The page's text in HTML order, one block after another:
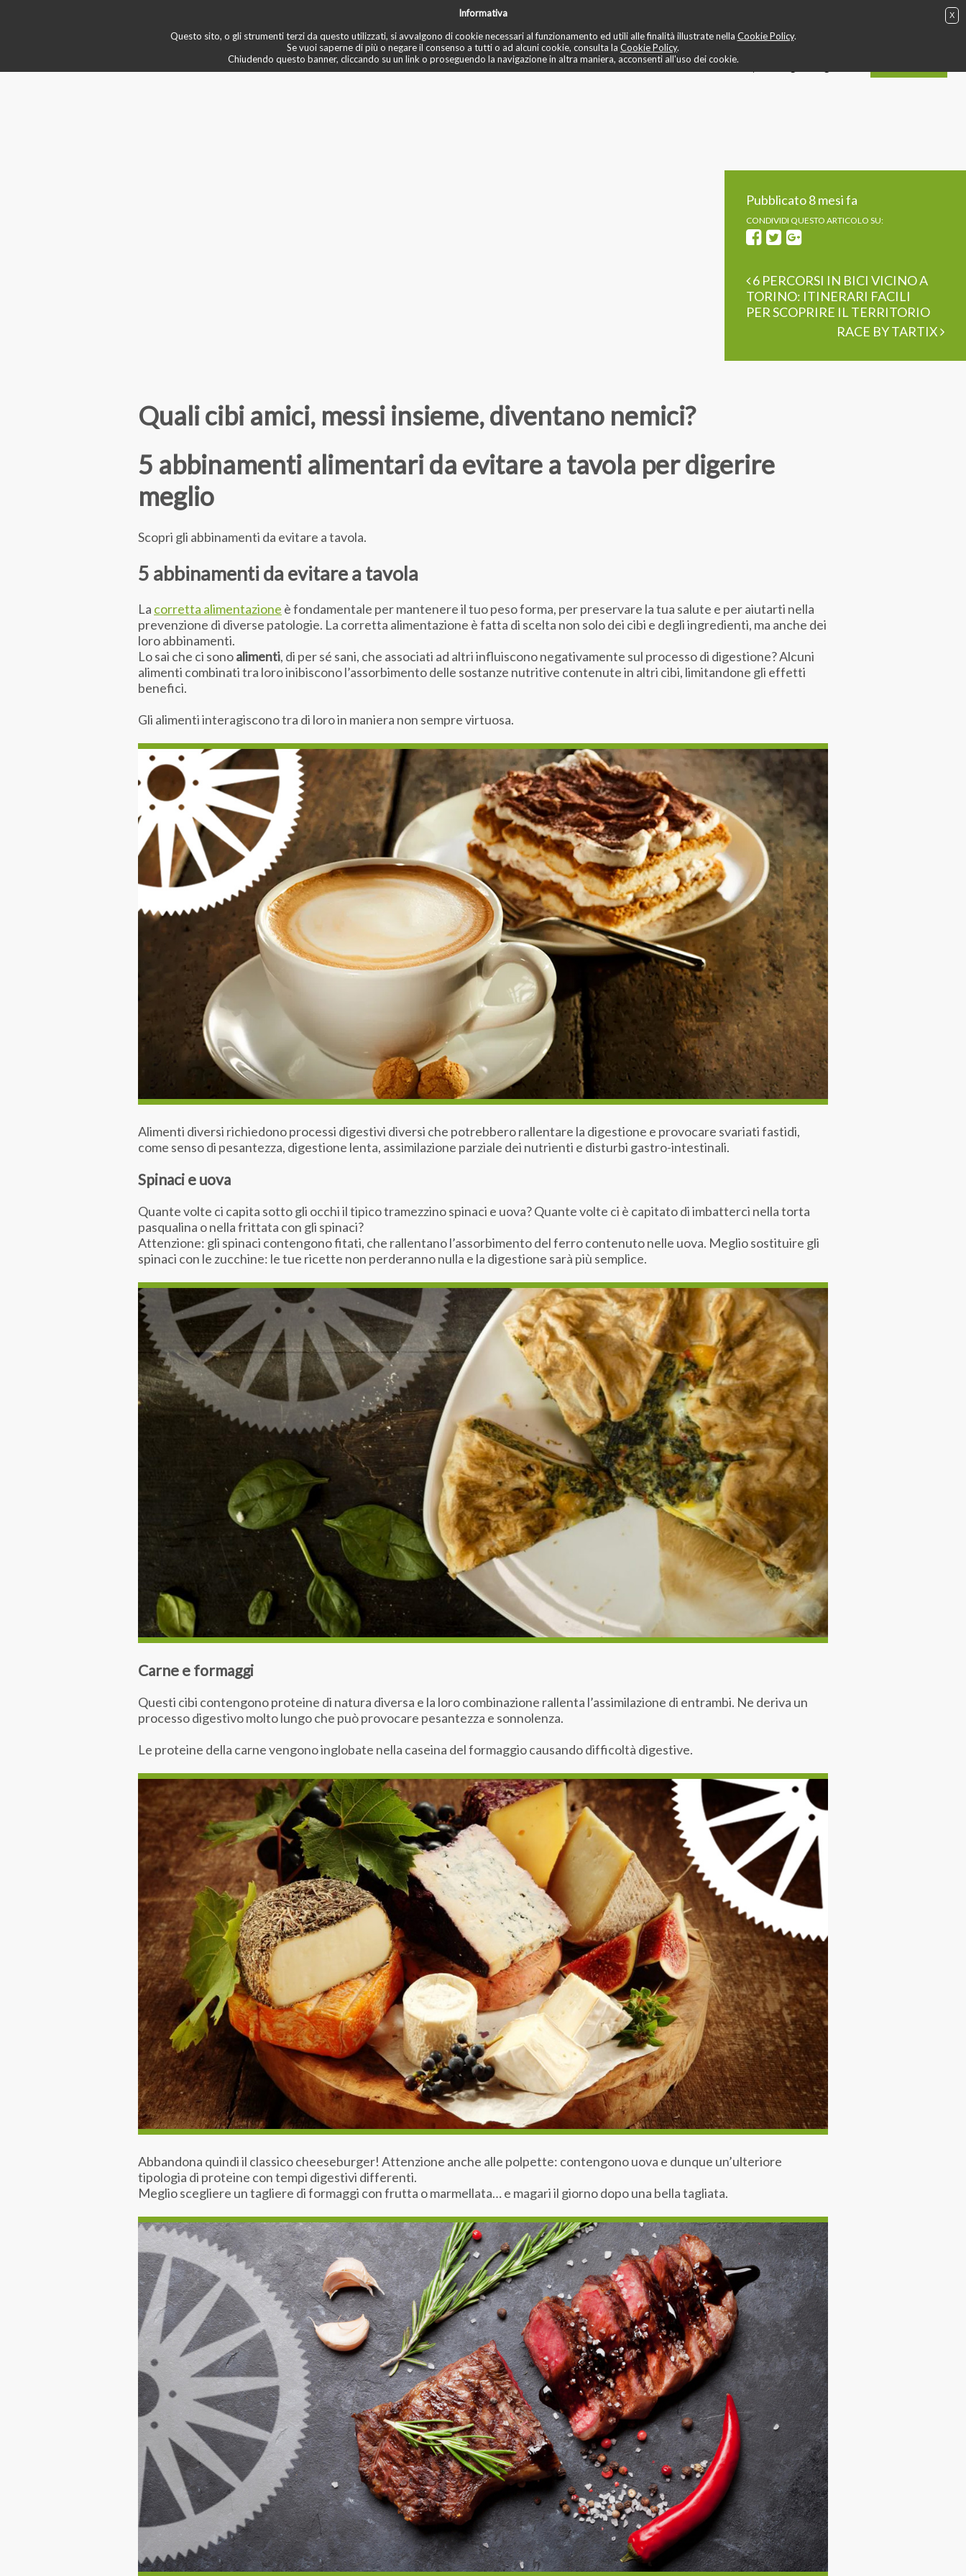
Informativa
Questo sito, o gli strumenti terzi da questo utilizzati, si avvalgono di cookie necessari al funzionamento ed utili alle finalità illustrate nella Cookie Policy.
Se vuoi saperne di più o negare il consenso a tutti o ad alcuni cookie, consulta la Cookie Policy.
Chiudendo questo banner, cliccando su un link o proseguendo la navigazione in altra maniera, acconsenti all'uso dei cookie.
X
Pubblicato 8 mesi fa
CONDIVIDI QUESTO ARTICOLO SU:
6 PERCORSI IN BICI VICINO A
TORINO: ITINERARI FACILI
PER SCOPRIRE IL TERRITORIO
RACE BY TARTIX
Quali cibi amici, messi insieme, diventano nemici?
5 abbinamenti alimentari da evitare a tavola per digerire
meglio
Scopri gli abbinamenti da evitare a tavola.
5 abbinamenti da evitare a tavola
La corretta alimentazione è fondamentale per mantenere il tuo peso forma, per preservare la tua salute e per aiutarti nella
prevenzione di diverse patologie. La corretta alimentazione è fatta di scelta non solo dei cibi e degli ingredienti, ma anche dei
loro abbinamenti.
Lo sai che ci sonoalimenti, di per sé sani, che associati ad altri influiscono negativamente sul processo di digestione? Alcuni
alimenti combinati tra loro inibiscono l’assorbimento delle sostanze nutritive contenute in altri cibi, limitandone gli effetti
benefici.
Gli alimenti interagiscono tra di loro in maniera non sempre virtuosa.
Alimenti diversi richiedono processi digestivi diversi che potrebbero rallentare la digestione e provocare svariati fastidi,
come senso di pesantezza, digestione lenta, assimilazione parziale dei nutrienti e disturbi gastro-intestinali.
Spinaci e uova
Quante volte ci capita sotto gli occhi il tipico tramezzino spinaci e uova? Quante volte ci è capitato di imbatterci nella torta
pasqualina o nella frittata con gli spinaci?
Attenzione: gli spinaci contengono fitati, che rallentano l’assorbimento del ferro contenuto nelle uova. Meglio sostituire gli
spinaci con le zucchine: le tue ricette non perderanno nulla e la digestione sarà più semplice.
Carne e formaggi
Questi cibi contengono proteine di natura diversa e la loro combinazione rallenta l’assimilazione di entrambi. Ne deriva un
processo digestivo molto lungo che può provocare pesantezza e sonnolenza.
Le proteine della carne vengono inglobate nella caseina del formaggio causando difficoltà digestive.
Abbandona quindi il classico cheeseburger! Attenzione anche alle polpette: contengono uova e dunque un’ulteriore
tipologia di proteine con tempi digestivi differenti.
Meglio scegliere un tagliere di formaggi con frutta o marmellata… e magari il giorno dopo una bella tagliata.